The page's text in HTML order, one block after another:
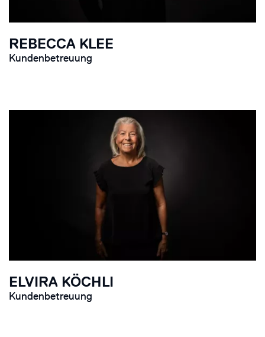
REBECCA KLEE
Kundenbetreuung
ELVIRA KÖCHLI
Kundenbetreuung